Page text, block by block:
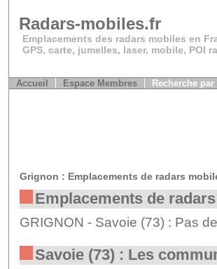
Radars-mobiles.fr
Emplacements des radars mobiles en
GPS, carte, jumelles, laser, mobile, POI
Accueil Espace Membres Recherche
Grignon : Emplacements de radars
Emplacements de
GRIGNON - Savoie (73) : Pas
Savoie (73) : Les